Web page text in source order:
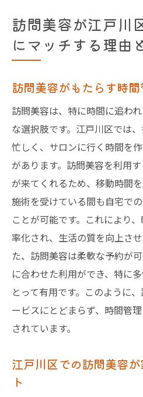
訪問美容が江戸川
にマッチする理由
訪問美容がもたらす時
訪問美容は、特に時間に追わ
な選択肢です。江戸川区では
忙しく、サロンに行く時間を
があります。訪問美容を利用
が来てくれるため、移動時間
施術を受けている間も自宅で
ことが可能です。これにより
率化され、生活の質を向上さ
た、訪問美容は柔軟な予約が
に合わせた利用ができ、特に
とって有用です。このように
ービスにとどまらず、時間管
されています。
江戸川区での訪問美容
ト